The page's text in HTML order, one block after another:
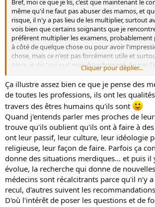
même qu'il ne faut pas abuser des mamos, et
risque, il n'y a pas lieu de les multiplier, surtout
vois bien que certains soignants que je
préfèrent multiplier les examens, probablement
à côté de quelque chose ou pour avoir
chose, mais ce n'est pas forcément utile et
Alors, je dis "oui oui" mais franchement, j'ai pas
c'est de la bonne médecine, c'est plutôt aller plus
musique (ce que je peux comprendre encore
un contexte hospitalier).
Cliquer pour déplier...
Ça illustre assez bien ce que je pense des
de toutes les professions, ils ont les
travers des êtres humains qu'ils sont
Quand j'entends parler mes proches de
trouve qu'ils oublient qu'ils ont à faire à
ont leur passif, leur culture, leur idéologie
religieuse, leur façon de faire. Parfois ça
donne des situations merdiques... et puis il
évolue, la recherche qui donne de
médecins sont récalcitrants parce qu'il n'y a
recul, d'autres suivent les
D'où l'intérêt de poser les questions et de